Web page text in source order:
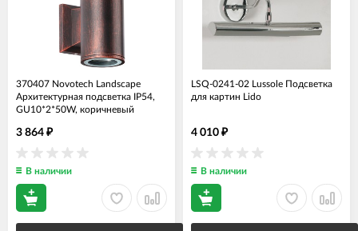
370407 Novotech Landscape
Архитектурная подсветка IP54,
GU10*2*50W, коричневый
3 864 ₽
В наличии
LSQ-0241-02 Lussole Подсветка
для картин Lido
4 010 ₽
В наличии